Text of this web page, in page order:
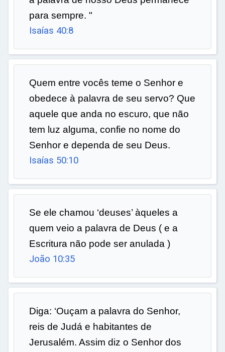
para sempre. "
Isaías 40:8
Quem entre vocês teme o Senhor e
obedece à palavra de seu servo? Que
aquele que anda no escuro, que não
tem luz alguma, confie no nome do
Senhor e dependa de seu Deus.
Isaías 50:10
Se ele chamou ‘deuses’ àqueles a
quem veio a palavra de Deus ( e a
Escritura não pode ser anulada )
João 10:35
Diga: ‘Ouçam a palavra do Senhor,
reis de Judá e habitantes de
Jerusalém. Assim diz o Senhor dos